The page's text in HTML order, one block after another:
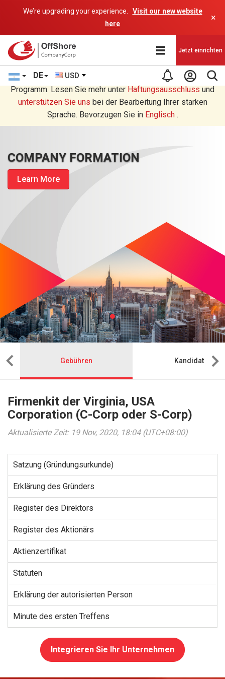
We’re upgrading your experience.
Visit our new website
here
×
DE USD
Jetzt einrichten
Sie lesen eine Deutsche Übersetzung durch ein AI-
Programm. Lesen Sie mehr unter Haftungsausschluss und
unterstützen Sie uns bei der Bearbeitung Ihrer starken
Sprache. Bevorzugen Sie in Englisch.
COMPANY FORMATION
Learn More
Gebühren Kandidat
Firmenkit der Virginia, USA
Corporation (C-Corp oder S-Corp)
Aktualisierte Zeit: 19 Nov, 2020, 18:04 (UTC+08:00)
Satzung (Gründungsurkunde)
Erklärung des Gründers
Register des Direktors
Register des Aktionärs
Aktienzertifikat
Statuten
Erklärung der autorisierten Person
Minute des ersten Treffens
Integrieren Sie Ihr Unternehmen